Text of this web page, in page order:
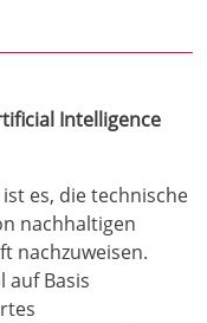
Intelligence
ist es, die technische
nachhaltigen
nachzuweisen.
auf Basis